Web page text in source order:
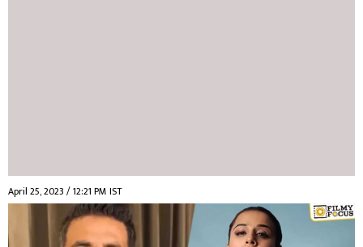
April 25, 2023 / 12:21 PM IST